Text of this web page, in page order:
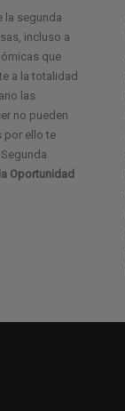
la segunda
incluso a
que
a la totalidad
las
no pueden
por ello te
Oportunidad